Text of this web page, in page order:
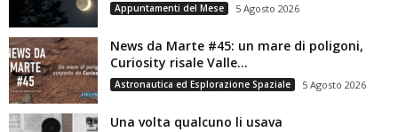
Appuntamenti del Mese 5 Agosto 2026
News da Marte #45: un mare di poligoni,
Curiosity risale Valle...
Astronautica ed Esplorazione Spaziale 5 Agosto 2026
Una volta qualcuno li usava